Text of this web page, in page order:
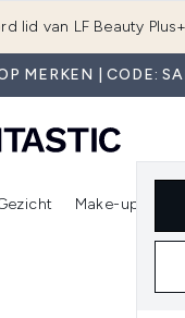
naar de hoofdinhoud
lid van LF Beauty Plus+
MERKEN | CODE:
Enter submenu (New & Trending)Enter submenu (K-Beauty)
Make-up